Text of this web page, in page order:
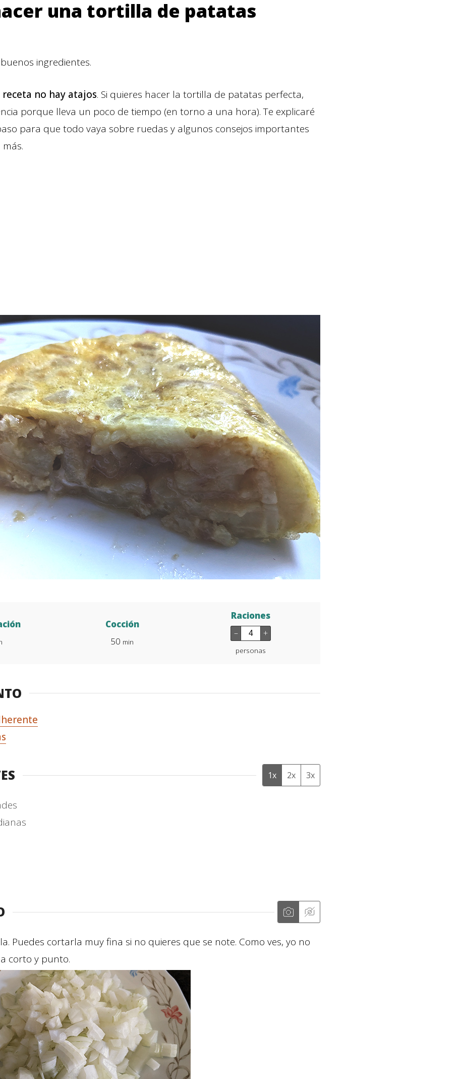
una tortilla de patatas
ingredientes.
receta no hay atajos. Si quieres hacer la tortilla de patatas perfecta,
porque lleva un poco de tiempo (en torno a una hora). Te explicaré
para que todo vaya sobre ruedas y algunos consejos importantes
Cocción
50 min
Raciones
– +
personas
1x 2x 3x
Puedes cortarla muy fina si no quieres que se note. Como ves, yo no
corto y punto.